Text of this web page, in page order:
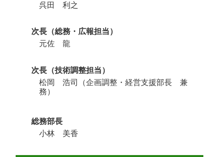
呉田 利之
次長（総務・広報担当）
元佐 龍
次長（技術調整担当）
松岡 浩司（企画調整・経営支援部長 兼
務）
総務部長
小林 美香